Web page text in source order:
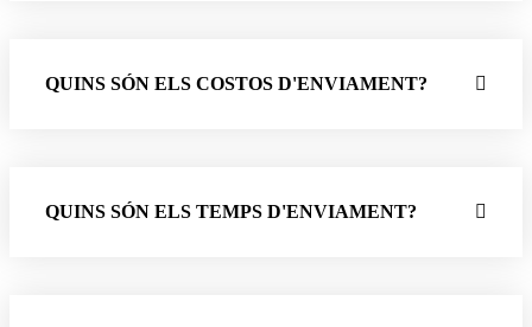
QUINS SÓN ELS COSTOS D'ENVIAMENT?
QUINS SÓN ELS TEMPS D'ENVIAMENT?